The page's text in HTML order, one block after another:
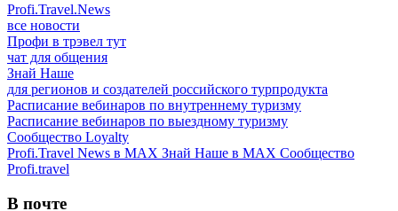
Profi.Travel.News
все новости
Профи в трэвел тут
чат для общения
Знай Наше
для регионов и создателей российского турпродукта
Расписание вебинаров по внутреннему туризму
Расписание вебинаров по выездному туризму
Сообщество Loyalty
Profi.Travel News в MAX Знай Наше в MAX Сообщество
Profi.travel
В почте